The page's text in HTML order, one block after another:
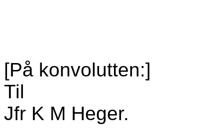
[På konvolutten:]
Til
Jfr K M Heger.